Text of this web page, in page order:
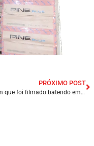
PRÓXIMO POST
Homem que foi filmado batendo em mulher na frente da filha de 5 anos é preso na cidade de Carpina/PE.